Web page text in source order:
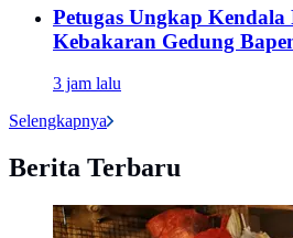
Petugas Ungkap Kendala
Kebakaran Gedung
3 jam lalu
Selengkapnya
Berita Terbaru